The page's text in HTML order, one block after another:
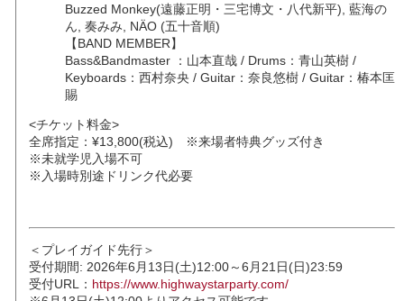
Buzzed Monkey(遠藤正明・三宅博文・八代新平), 藍海の
ん, 奏みみ, NÄO (五十音順)
【BAND MEMBER】
Bass&Bandmaster ：山本直哉 / Drums：青山英樹 /
Keyboards：西村奈央 / Guitar：奈良悠樹 / Guitar：椿本匡
賜
<チケット料金>
全席指定：¥13,800(税込) ※来場者特典グッズ付き
※未就学児入場不可
※入場時別途ドリンク代必要
＜プレイガイド先行＞
受付期間: 2026年6月13日(土)12:00～6月21日(日)23:59
受付URL： https://www.highwaystarparty.com/